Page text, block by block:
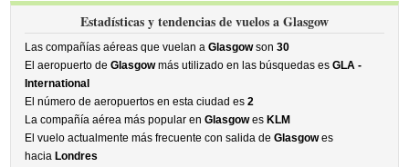
Estadísticas y tendencias de vuelos a Glasgow
Las compañías aéreas que vuelan aGlasgowson30
El aeropuerto deGlasgowmás utilizado en las búsquedas esGLA -
International
El número de aeropuertos en esta ciudad es2
La compañía aérea más popular enGlasgowes KLM
El vuelo actualmente más frecuente con salida deGlasgowes
hacia Londres